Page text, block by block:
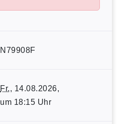
N79908F
Fr., 14.08.2026,
um 18:15 Uhr